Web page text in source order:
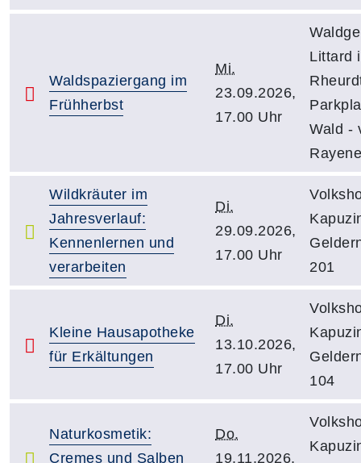
Waldspaziergang im
Frühherbst
Mi.
23.09.2026,
17.00 Uhr
Littard
Wald -
Wildkräuter im
Jahresverlauf:
Kennenlernen und
verarbeiten
Di.
29.09.2026,
17.00 Uhr
201
Kleine Hausapotheke
für Erkältungen
Di.
13.10.2026,
17.00 Uhr
104
Naturkosmetik:
Cremes und Salben
Do.
19.11.2026,